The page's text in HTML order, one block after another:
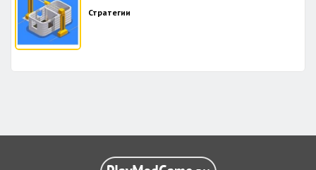
Стратегии